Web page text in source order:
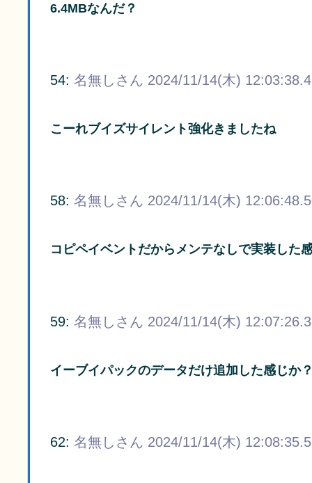
6.4MBなんだ？
54: 名無しさん 2024/11/14(木)
こーれブイズサイレント強化きましたね
58: 名無しさん 2024/11/14(木)
コピペイベントだからメンテなしで実装した
59: 名無しさん 2024/11/14(木)
イーブイパックのデータだけ追加した感じか？
62: 名無しさん 2024/11/14(木)